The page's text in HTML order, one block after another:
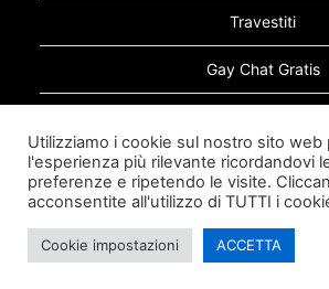
Travestiti
Gay Chat Gratis
Sugar Daddy Gay
©2026 Siti Incontri Gay
Utilizziamo i cookie sul nostro sito web
l'esperienza più rilevante ricordandovi
preferenze e ripetendo le visite.
acconsentite all'utilizzo di TUTTI i
Cookie impostazioni ACCETTA